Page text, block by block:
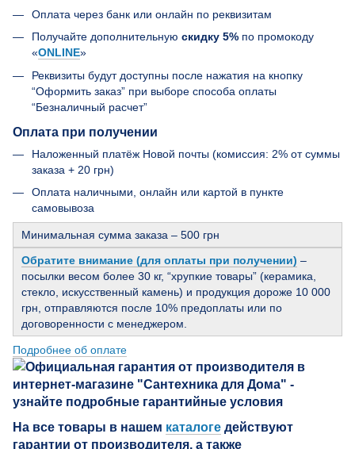
Оплата через банк или онлайн по реквизитам
Получайте дополнительную скидку 5% по промокоду
«ONLINE»
Реквизиты будут доступны после нажатия на кнопку
“Оформить заказ” при выборе способа оплаты
“Безналичный расчет”
Оплата при получении
Наложенный платёж Новой почты (комиссия: 2% от суммы
заказа + 20 грн)
Оплата наличными, онлайн или картой в пункте
самовывоза
Минимальная сумма заказа – 500 грн
Обратите внимание (для оплаты при получении) –
посылки весом более 30 кг, “хрупкие товары” (керамика,
стекло, искусственный камень) и продукция дороже 10 000
грн, отправляются после 10% предоплаты или по
договоренности с менеджером.
Подробнее об оплате
На все товары в нашем каталоге действуют
гарантии от производителя, а также